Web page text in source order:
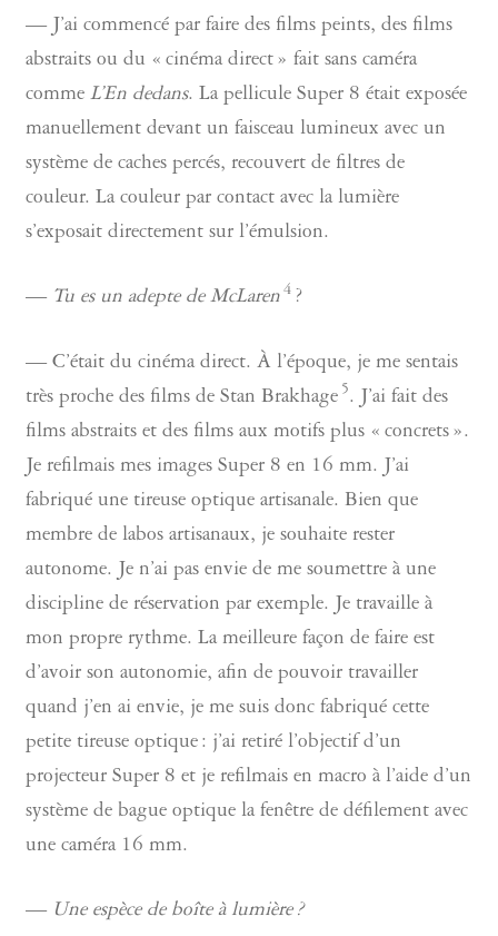
— J’ai commencé par faire des films peints, des films
abstraits ou du « cinéma direct » fait sans caméra
comme L’En dedans. La pellicule Super 8 était exposée
manuellement devant un faisceau lumineux avec un
système de caches percés, recouvert de filtres de
couleur. La couleur par contact avec la lumière
s’exposait directement sur l’émulsion.
— Tu es un adepte de McLaren 4 ?
— C’était du cinéma direct. À l’époque, je me sentais
très proche des films de Stan Brakhage 5. J’ai fait des
films abstraits et des films aux motifs plus « concrets ».
Je refilmais mes images Super 8 en 16 mm. J’ai
fabriqué une tireuse optique artisanale. Bien que
membre de labos artisanaux, je souhaite rester
autonome. Je n’ai pas envie de me soumettre à une
discipline de réservation par exemple. Je travaille à
mon propre rythme. La meilleure façon de faire est
d’avoir son autonomie, afin de pouvoir travailler
quand j’en ai envie, je me suis donc fabriqué cette
petite tireuse optique : j’ai retiré l’objectif d’un
projecteur Super 8 et je refilmais en macro à l’aide d’un
système de bague optique la fenêtre de défilement avec
une caméra 16 mm.
— Une espèce de boîte à lumière ?